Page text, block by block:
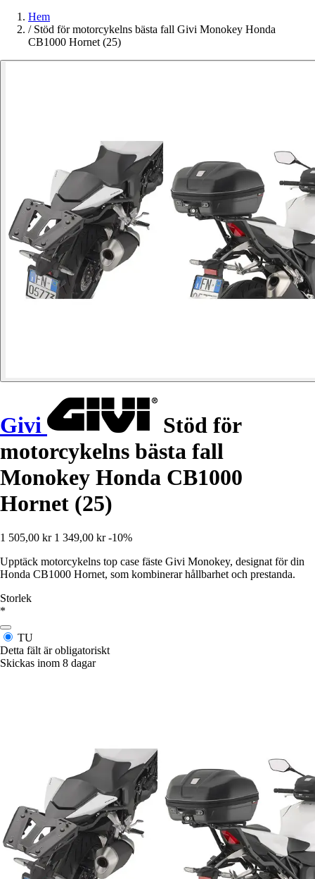
Hem
/ Stöd för motorcykelns bästa fall Givi Monokey Honda
CB1000 Hornet (25)
Givi
Stöd för
motorcykelns bästa fall
Monokey Honda CB1000
Hornet (25)
1 505,00 kr 1 349,00 kr -10%
Upptäck motorcykelns top case fäste Givi Monokey, designat för din
Honda CB1000 Hornet, som kombinerar hållbarhet och prestanda.
Storlek
*
TU
Detta fält är obligatoriskt
Skickas inom 8 dagar